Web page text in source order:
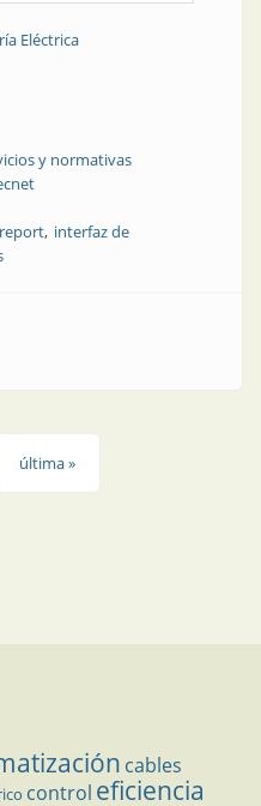
Eléctrica
y normativas
interfaz de
herramienta para crear
última »
cables
control eficiencia